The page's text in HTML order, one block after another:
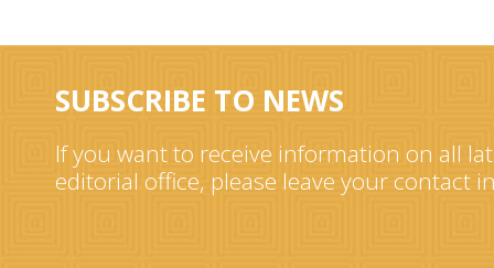
SUBSCRIBE TO NEWS
If you want to receive information on all
editorial office, please leave your contact